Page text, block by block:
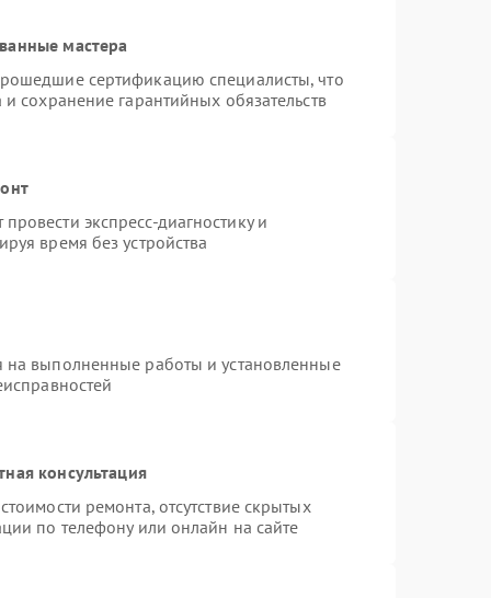
мастера
сертификацию специалисты, что
сохранение гарантийных обязательств
экспресс-диагностику и
время без устройства
на выполненные работы и установленные
консультация
ремонта, отсутствие скрытых
по телефону или онлайн на сайте